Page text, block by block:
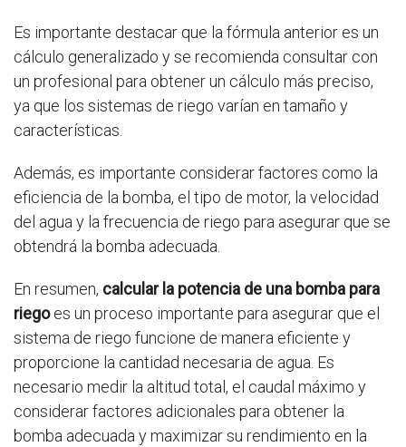
Es importante destacar que la fórmula anterior es un
cálculo generalizado y se recomienda consultar con
un profesional para obtener un cálculo más preciso,
ya que los sistemas de riego varían en tamaño y
características.
Además, es importante considerar factores como la
eficiencia de la bomba, el tipo de motor, la velocidad
del agua y la frecuencia de riego para asegurar que se
obtendrá la bomba adecuada.
En resumen, calcular la potencia de una bomba para
riegoes un proceso importante para asegurar que el
sistema de riego funcione de manera eficiente y
proporcione la cantidad necesaria de agua. Es
necesario medir la altitud total, el caudal máximo y
considerar factores adicionales para obtener la
bomba adecuada y maximizar su rendimiento en la